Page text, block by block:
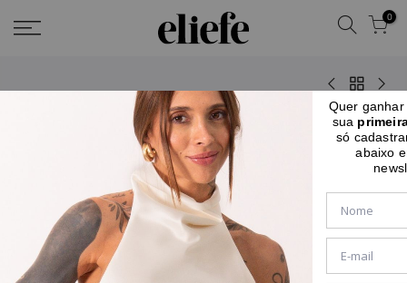
0
-34%
Quer
sua
só
abaixo